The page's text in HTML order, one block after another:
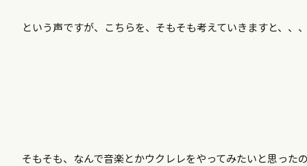
という声ですが、こちらを、そもそも考えていきますと、、、
そもそも、なんで音楽とかウクレレをやってみたいと思った